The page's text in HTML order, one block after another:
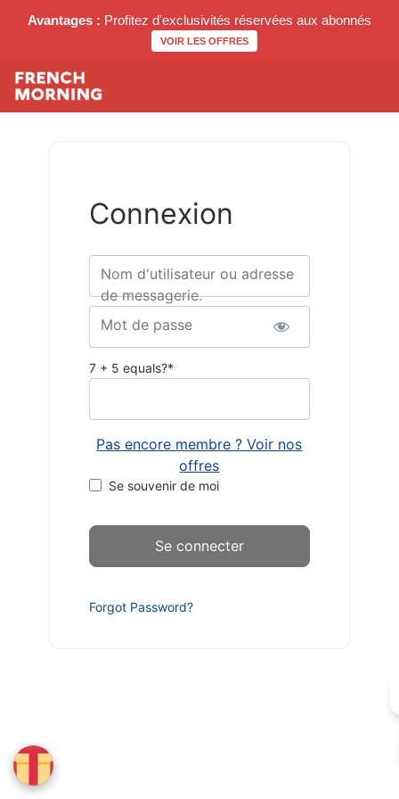
Avantages : Profitez d'exclusivités réservées aux abonnés
VOIR LES OFFRES
Connexion
Nom d'utilisateur ou adresse
de messagerie.
Mot de passe
7 + 5 equals?*
Pas encore membre ? Voir nos
offres
Se souvenir de moi
Forgot Password?